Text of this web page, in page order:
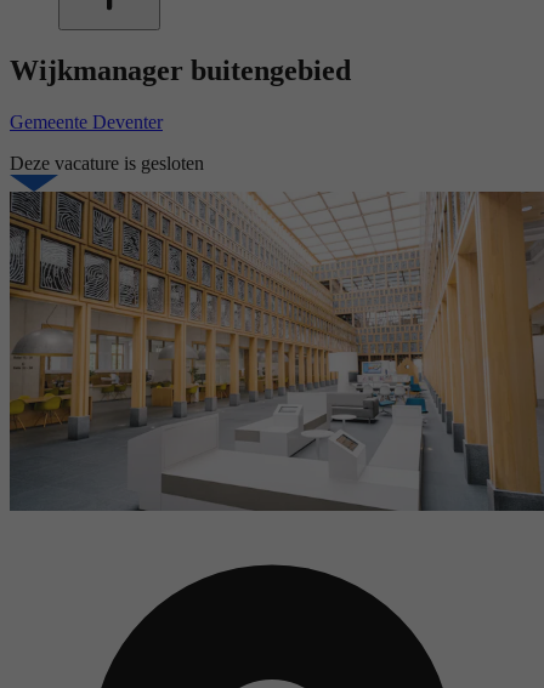
Wijkmanager buitengebied
Gemeente Deventer
Deze vacature is gesloten